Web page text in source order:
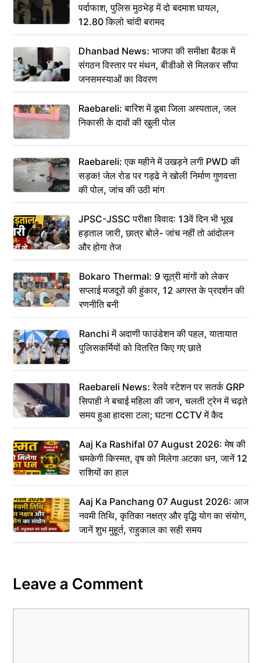
पर्दाफाश, पुलिस मुठभेड़ में दो बदमाश घायल,
12.80 किलो चांदी बरामद
Dhanbad News: भाजपा की समीक्षा बैठक में
संगठन विस्तार पर मंथन, बीडीओ से मिलकर सौंपा
जनसमस्याओं का विवरण
Raebareli: बारिश में डूबा जिला अस्पताल, जल
निकासी के दावों की खुली पोल
Raebareli: एक महीने में उखड़ने लगी PWD की
सड़क! जेल रोड पर गड्ढे ने खोली निर्माण गुणवत्ता
की पोल, जांच की उठी मांग
JPSC-JSSC परीक्षा विवाद: 13वें दिन भी भूख
हड़ताल जारी, छात्र बोले- जांच नहीं तो आंदोलन
और होगा तेज
Bokaro Thermal: 9 सूत्री मांगों को लेकर
सप्लाई मजदूरों की हुंकार, 12 अगस्त के प्रदर्शन की
रणनीति बनी
Ranchi में अदाणी फाउंडेशन की पहल, यातायात
पुलिसकर्मियों को वितरित किए गए छाते
Raebareli News: रेलवे स्टेशन पर सतर्क GRP
सिपाही ने बचाई महिला की जान, चलती ट्रेन में चढ़ते
समय हुआ हादसा टला; घटना CCTV में कैद
Aaj Ka Rashifal 07 August 2026: मेष की
चमकेगी किस्मत, वृष को मिलेगा अटका धन, जानें 12
राशियों का हाल
Aaj Ka Panchang 07 August 2026: आज
नवमी तिथि, कृतिका नक्षत्र और वृद्धि योग का संयोग,
जानें शुभ मुहूर्त, राहुकाल का सही समय
Leave a Comment